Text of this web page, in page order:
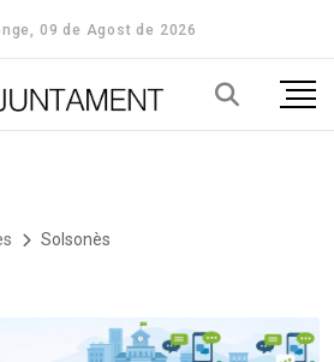
09 de Agost de 2026
Solsonès